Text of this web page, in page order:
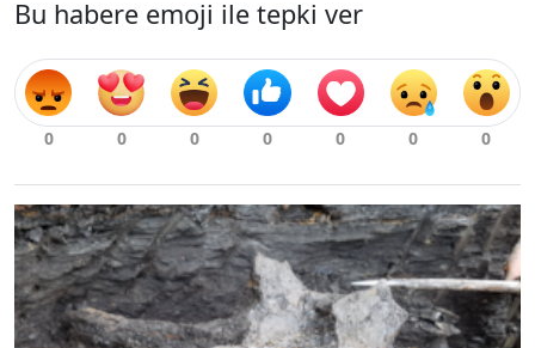
Bu habere emoji ile tepki ver